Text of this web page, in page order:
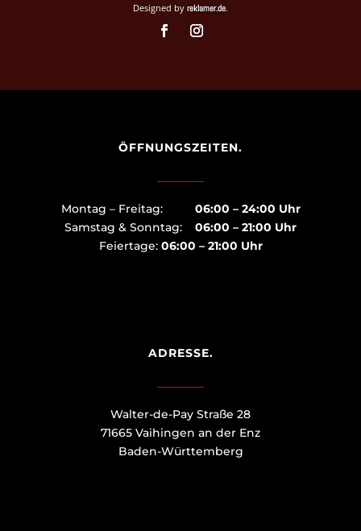
Designed by reklamer.de.
ÖFFNUNGSZEITEN.
Montag – Freitag: 06:00 – 24:00 Uhr
Samstag & Sonntag: 06:00 – 21:00 Uhr
Feiertage: 06:00 – 21:00 Uhr
ADRESSE.
Walter-de-Pay Straße 28
71665 Vaihingen an der Enz
Baden-Württemberg